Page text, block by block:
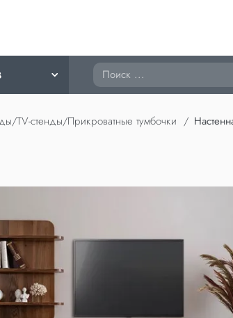
Поиск
TV-стенды/Прикроватные тумбочки